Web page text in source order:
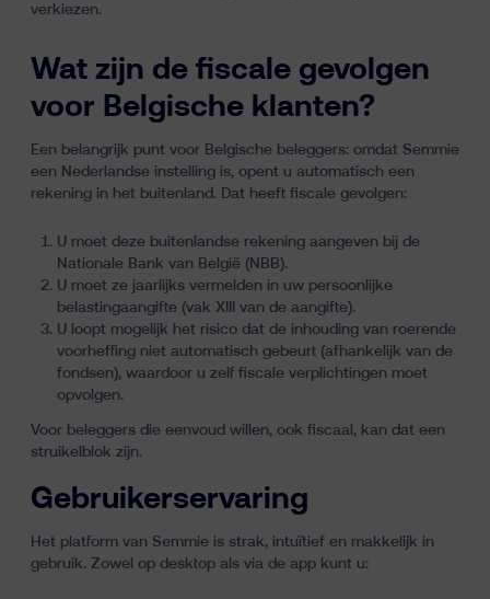
verkiezen.
Wat zijn de fiscale gevolgen
voor Belgische klanten?
Een belangrijk punt voor Belgische beleggers: omdat Semmie
een Nederlandse instelling is, opent u automatisch een
rekening in het buitenland. Dat heeft fiscale gevolgen:
U moet deze buitenlandse rekening aangeven bij de
Nationale Bank van België (NBB).
U moet ze jaarlijks vermelden in uw persoonlijke
belastingaangifte (vak XIII van de aangifte).
U loopt mogelijk het risico dat de inhouding van roerende
voorheffing niet automatisch gebeurt (afhankelijk van de
fondsen), waardoor u zelf fiscale verplichtingen moet
opvolgen.
Voor beleggers die eenvoud willen, ook fiscaal, kan dat een
struikelblok zijn.
Gebruikerservaring
Het platform van Semmie is strak, intuïtief en makkelijk in
gebruik. Zowel op desktop als via de app kunt u: